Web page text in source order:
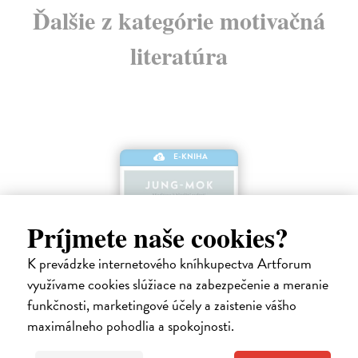
Príjmete naše cookies?
K prevádzke internetového kníhkupectva Artforum
využívame cookies slúžiace na zabezpečenie a meranie
funkčnosti, marketingové účely a zaistenie vášho
maximálneho pohodlia a spokojnosti.
Ďalšie z kategórie motivačná
literatúra
E-KNIHA
Šnek je pomalý, ale nikdy nemá zpoždění